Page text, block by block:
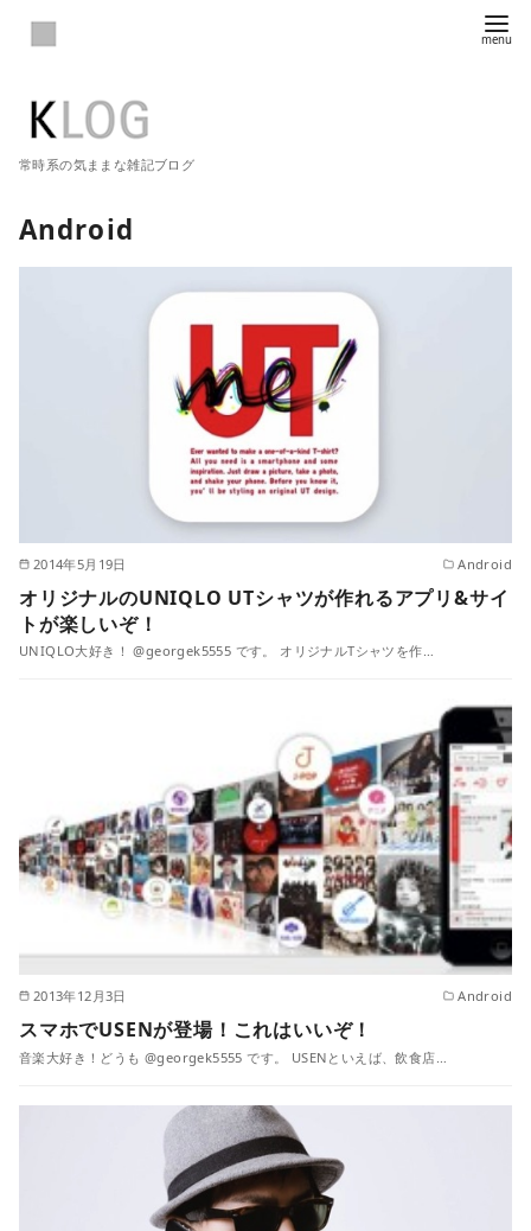
常時系の気ままな雑記ブログ
Android
2014年5月19日 Android
オリジナルのUNIQLO UTシャツが作れるアプリ&サイ
トが楽しいぞ！
UNIQLO大好き！ @georgek5555 です。 オリジナルTシャツを作…
2013年12月3日 Android
スマホでUSENが登場！これはいいぞ！
音楽大好き！どうも @georgek5555 です。 USENといえば、飲食店…